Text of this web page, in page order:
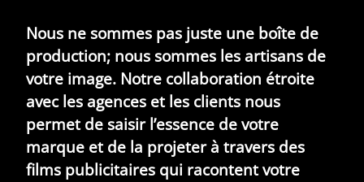
Nous ne sommes pas juste une boîte de
production; nous sommes les artisans de
votre image. Notre collaboration étroite
avec les agences et les clients nous
permet de saisir l’essence de votre
marque et de la projeter à travers des
films publicitaires qui racontent votre